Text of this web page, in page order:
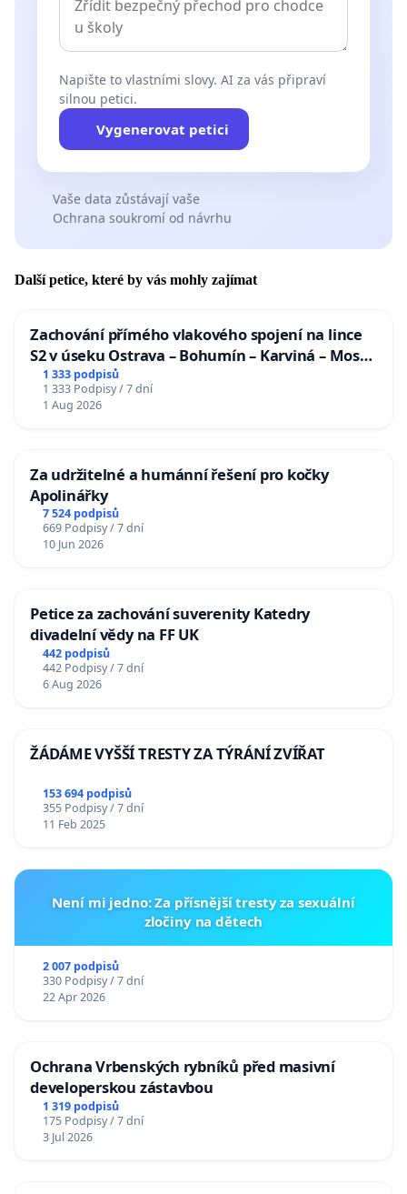
Napište to vlastními slovy. AI za vás připraví
silnou petici.
Vygenerovat petici
Vaše data zůstávají vaše
Ochrana soukromí od návrhu
Další petice, které by vás mohly zajímat
Zachování přímého vlakového spojení na lince
S2 v úseku Ostrava – Bohumín – Karviná – Mosty
u Jablunkova
1 333 podpisů
1 333 Podpisy / 7 dní
1 Aug 2026
Za udržitelné a humánní řešení pro kočky
Apolinářky
7 524 podpisů
669 Podpisy / 7 dní
10 Jun 2026
Petice za zachování suverenity Katedry
divadelní vědy na FF UK
442 podpisů
442 Podpisy / 7 dní
6 Aug 2026
ŽÁDÁME VYŠŠÍ TRESTY ZA TÝRÁNÍ ZVÍŘAT
153 694 podpisů
355 Podpisy / 7 dní
11 Feb 2025
Není mi jedno: Za přísnější tresty za sexuální
zločiny na dětech
2 007 podpisů
330 Podpisy / 7 dní
22 Apr 2026
Ochrana Vrbenských rybníků před masivní
developerskou zástavbou
1 319 podpisů
175 Podpisy / 7 dní
3 Jul 2026